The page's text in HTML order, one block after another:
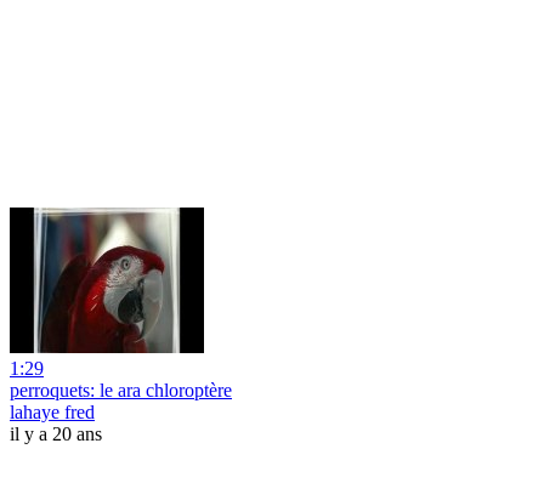
1:29
perroquets: le ara chloroptère
lahaye fred
il y a 20 ans